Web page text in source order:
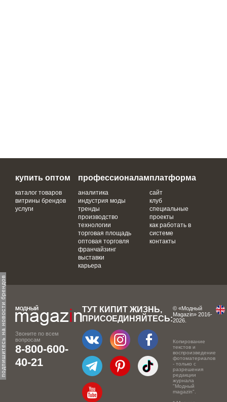
подпишитесь на новости брендов
купить оптом
каталог товаров
витрины брендов
услуги
профессионалам
аналитика
индустрия моды
тренды
производство
технологии
торговая площадь
оптовая торговля
франчайзинг
выставки
карьера
платформа
сайт
клуб
специальные
проекты
как работать в
системе
контакты
Звоните по всем
вопросам
8-800-600-
40-21
ТУТ КИПИТ ЖИЗНЬ,
ПРИСОЕДИНЯЙТЕСЬ:
© «Модный
Magazin» 2016-
2026.
Копирование
текстов и
воспроизведение
фотоматериалов
- только с
разрешения
редакции
журнала
"Модный
magazin".